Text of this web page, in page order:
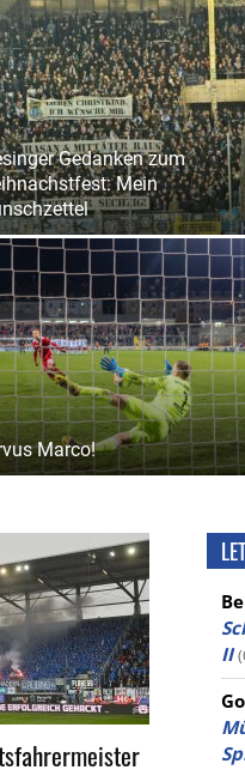
Gedanken zum
Mein
Marco!
II